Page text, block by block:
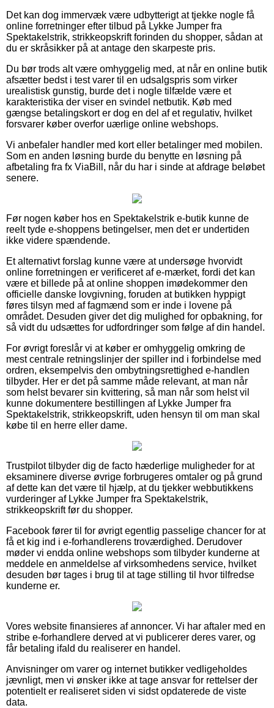
Det kan dog immervæk være udbytterigt at tjekke nogle få
online forretninger efter tilbud på Lykke Jumper fra
Spektakelstrik, strikkeopskrift forinden du shopper, sådan at
du er skråsikker på at antage den skarpeste pris.
Du bør trods alt være omhyggelig med, at når en online butik
afsætter bedst i test varer til en udsalgspris som virker
urealistisk gunstig, burde det i nogle tilfælde være et
karakteristika der viser en svindel netbutik. Køb med
gængse betalingskort er dog en del af et regulativ, hvilket
forsvarer køber overfor uærlige online webshops.
Vi anbefaler handler med kort eller betalinger med mobilen.
Som en anden løsning burde du benytte en løsning på
afbetaling fra fx ViaBill, når du har i sinde at afdrage beløbet
senere.
Før nogen køber hos en Spektakelstrik e-butik kunne de
reelt tyde e-shoppens betingelser, men det er undertiden
ikke videre spændende.
Et alternativt forslag kunne være at undersøge hvorvidt
online forretningen er verificeret af e-mærket, fordi det kan
være et billede på at online shoppen imødekommer den
officielle danske lovgivning, foruden at butikken hyppigt
føres tilsyn med af fagmænd som er inde i lovene på
området. Desuden giver det dig mulighed for opbakning, for
så vidt du udsættes for udfordringer som følge af din handel.
For øvrigt foreslår vi at køber er omhyggelig omkring de
mest centrale retningslinjer der spiller ind i forbindelse med
ordren, eksempelvis den ombytningsrettighed e-handlen
tilbyder. Her er det på samme måde relevant, at man når
som helst bevarer sin kvittering, så man når som helst vil
kunne dokumentere bestillingen af Lykke Jumper fra
Spektakelstrik, strikkeopskrift, uden hensyn til om man skal
købe til en herre eller dame.
Trustpilot tilbyder dig de facto hæderlige muligheder for at
eksaminere diverse øvrige forbrugeres omtaler og på grund
af dette kan det være til hjælp, at du tjekker webbutikkens
vurderinger af Lykke Jumper fra Spektakelstrik,
strikkeopskrift før du shopper.
Facebook fører til for øvrigt egentlig passelige chancer for at
få et kig ind i e-forhandlerens troværdighed. Derudover
møder vi endda online webshops som tilbyder kunderne at
meddele en anmeldelse af virksomhedens service, hvilket
desuden bør tages i brug til at tage stilling til hvor tilfredse
kunderne er.
Vores website finansieres af annoncer. Vi har aftaler med en
stribe e-forhandlere derved at vi publicerer deres varer, og
får betaling ifald du realiserer en handel.
Anvisninger om varer og internet butikker vedligeholdes
jævnligt, men vi ønsker ikke at tage ansvar for rettelser der
potentielt er realiseret siden vi sidst opdaterede de viste
data.